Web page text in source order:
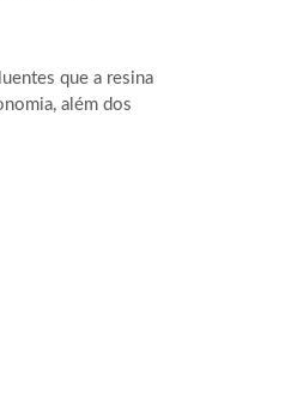
que a resina
além dos